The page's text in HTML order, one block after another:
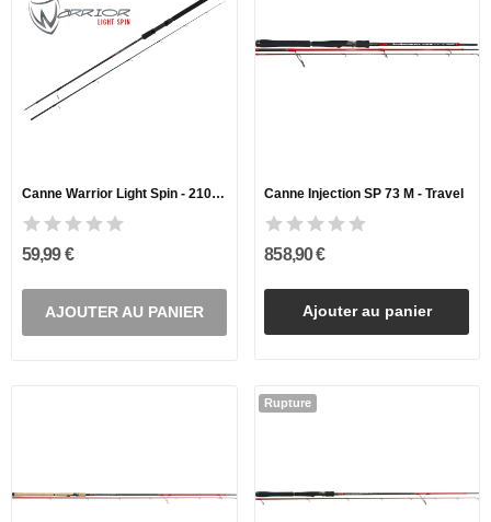
Canne Warrior Light Spin - 210CM / 5-15G
59,99 €
AJOUTER AU PANIER
Canne Injection SP 73 M - Travel
858,90 €
Ajouter au panier
Rupture